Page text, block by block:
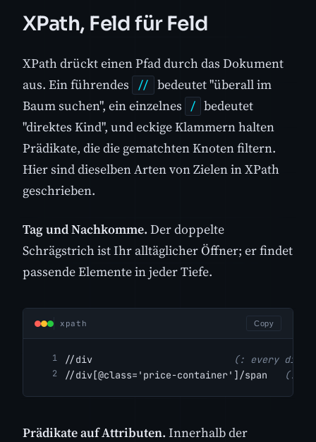
XPath, Feld für Feld
XPath drückt einen Pfad durch das Dokument
aus. Ein führendes
//
bedeutet "überall im
Baum suchen", ein einzelnes
/ bedeutet
"direktes Kind", und eckige Klammern halten
Prädikate, die die gematchten Knoten filtern.
Hier sind dieselben Arten von Zielen in XPath
geschrieben.
Tag und Nachkomme. Der doppelte
Schrägstrich ist Ihr alltäglicher Öffner; er findet
passende Elemente in jeder Tiefe.
xpath Copy
//div
(: every div
//div[@class='price-container']/span
(:
Prädikate auf Attributen. Innerhalb der